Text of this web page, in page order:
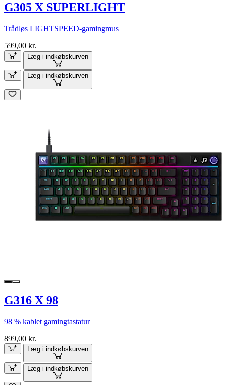
G305 X SUPERLIGHT
Trådløs LIGHTSPEED-gamingmus
599,00 kr.
Læg i indkøbskurven
Læg i indkøbskurven
G316 X 98
98 % kablet gamingtastatur
899,00 kr.
Læg i indkøbskurven
Læg i indkøbskurven